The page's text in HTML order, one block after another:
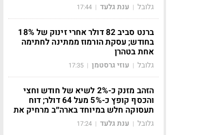
גלובל | ענת גלעד |
17:44
ברנט סביב 82 דולר אחרי זינוק של 18%
בחודש; עסקת הורמוז ממתינה לחתימה
אחת בטהרן
גלובל | עוזי גרסטמן |
17:35
הזהב מזנק כ-2% לשיא של חודש וחצי
והכסף קופץ כ-5% מעל 64 דולר; דוח
תעסוקה חלש במיוחד בארה״ב מרחיק את
גלובל | ענת גלעד |
17:24